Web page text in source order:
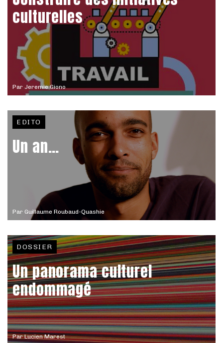
Par Jeremie Giono
culturelles
Par Guillaume Roubaud-Quashie
EDITO
Un an…
ParLucien Marest
DOSSIER
Un panorama culturel
endommagé